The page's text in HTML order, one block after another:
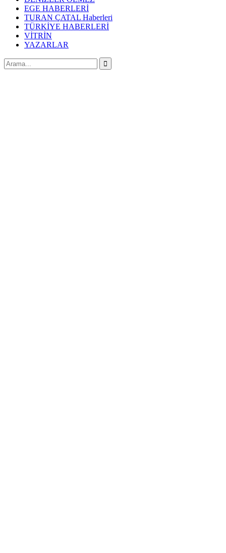
EGE HABERLERİ
TURAN ÇATAL Haberleri
TÜRKİYE HABERLERİ
VİTRİN
YAZARLAR